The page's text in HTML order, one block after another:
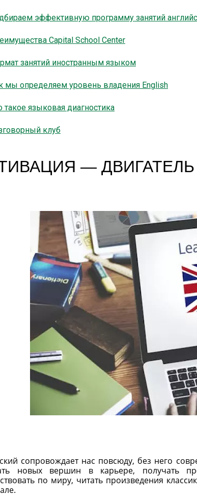
эффективную программу занятий
Capital School Center
занятий иностранным языком
мы определяем уровень владения English
такое языковая диагностика
клуб
—
сопровождает нас повсюду, без него
новых вершин в карьере, получать
по миру, читать произведения